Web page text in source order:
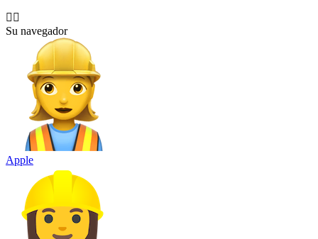
👷‍♀️
Su navegador
Apple